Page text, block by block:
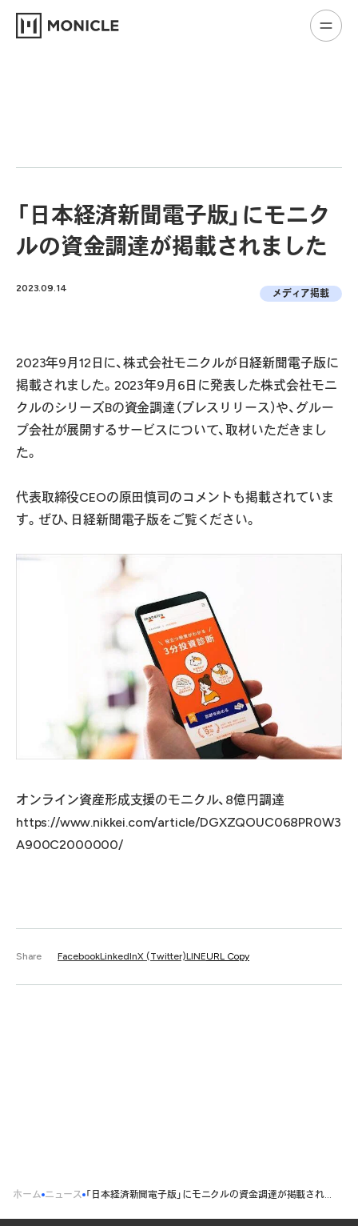
「日本経済新聞電子版」にモニク
ルの資金調達が掲載されました
2023.09.14 メディア掲載
2023年9月12日に、株式会社モニクルが日経新聞電子版に
掲載されました。2023年9月6日に発表した株式会社モニ
クルのシリーズBの資金調達（プレスリリース）や、グルー
プ会社が展開するサービスについて、取材いただきまし
た。
代表取締役CEOの原田慎司のコメントも掲載されていま
す。ぜひ、日経新聞電子版をご覧ください。
オンライン資産形成支援のモニクル、8億円調達
https://www.nikkei.com/article/DGXZQOUC068PR0W3
A900C2000000/
Share FacebookLinkedInX (Twitter)LINEURL Copy
ホーム ニュース 「日本経済新聞電子版」にモニクルの資金調達が掲載されました